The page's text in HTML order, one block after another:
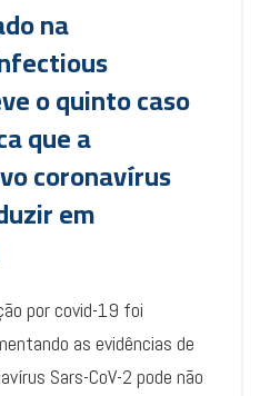
na
o quinto caso
que a
coronavírus
em
por covid-19 foi
as evidências de
Sars-CoV-2 pode não